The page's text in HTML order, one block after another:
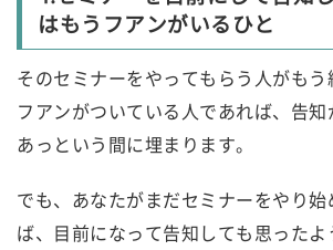
はもうフアンがいるひと
そのセミナーをやってもらう人がもう
フアンがついている人であれば、告
あっという間に埋まります。
でも、あなたがまだセミナーをやり
ば、目前になって告知しても思った